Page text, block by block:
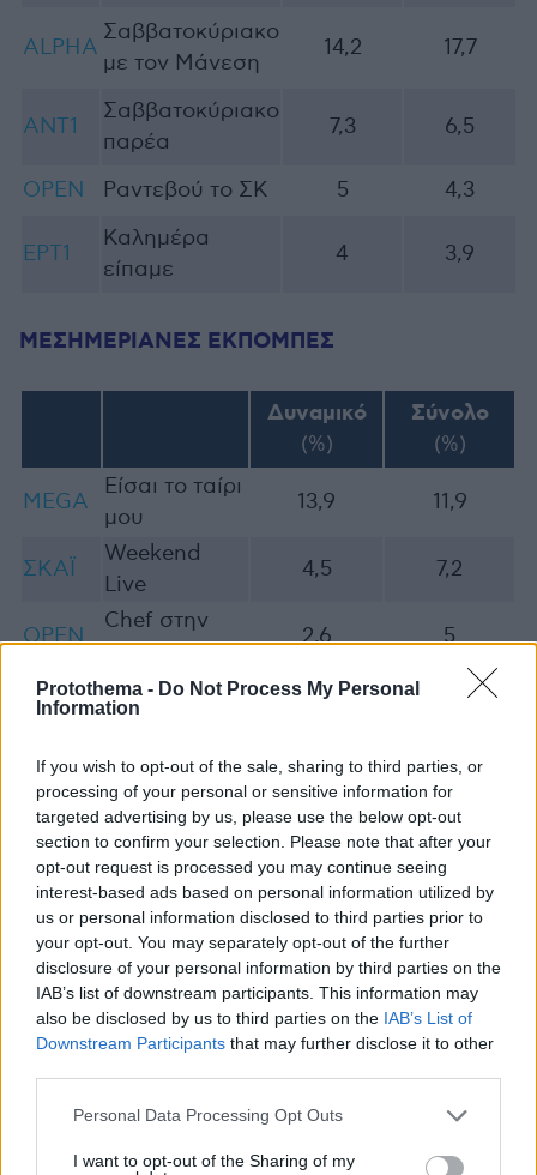
Protothema - Do Not Process My Personal
Information
If you wish to opt-out of the sale, sharing to third parties, or
processing of your personal or sensitive information for
targeted advertising by us, please use the below opt-out
section to confirm your selection. Please note that after your
opt-out request is processed you may continue seeing
interest-based ads based on personal information utilized by
us or personal information disclosed to third parties prior to
your opt-out. You may separately opt-out of the further
disclosure of your personal information by third parties on the
IAB’s list of downstream participants. This information may
also be disclosed by us to third parties on the IAB’s List of
Downstream Participants that may further disclose it to other
Please note that this website/app uses one or more Google
not limited to your visit or usage behaviour. You may click to
Personal Data Processing Opt Outs
I want to opt-out of the Sharing of my
ALPHA
Σαββατοκύριακο
με τον Μάνεση
14,2 17,7
ΑΝΤ1
Σαββατοκύριακο
παρέα
7,3 6,5
OPEN Ραντεβού το ΣΚ 5 4,3
ΕΡΤ1
Καλημέρα
είπαμε
4 3,9
ΜΕΣΗΜΕΡΙΑΝΕΣ ΕΚΠΟΜΠΕΣ
Δυναμικό
(%)
Σύνολο
(%)
MEGA
Είσαι το ταίρι
μου
13,9 11,9
ΣΚΑΪ
Weekend
Live
4,5 7,2
OPEN
Chef στην
κουζίνα σας
2,6 5
ΕΡΤ1 Οτι αξίζει 2,2
Show
ALPHA
Καλύτερα δε
γίνεται
15,9 16,5
ΑΠΟΓΕΥΜΑΤΙΝΗ ΖΩΝΗ
,
Δυναμικό
(%)
Σύνολο
(%)
ALPHA Kitchen Lab 9,8
13,5
MEGA
The Chase 7,5
13,7
STAR
Lingo 14,5 12,5